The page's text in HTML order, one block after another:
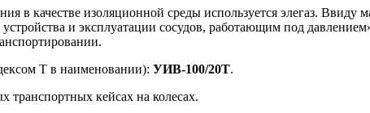
в качестве изоляционной среды используется элегаз.
и эксплуатации сосудов, работающим под
Т в наименовании): УИВ-100/20T.
транспортных кейсах на колесах.